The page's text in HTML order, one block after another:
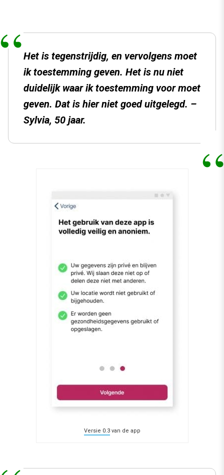
Het is tegenstrijdig, en vervolgens moet
ik toestemming geven. Het is nu niet
duidelijk waar ik toestemming voor moet
geven. Dat is hier niet goed uitgelegd. –
Sylvia, 50 jaar.
Versie 0.3van de app